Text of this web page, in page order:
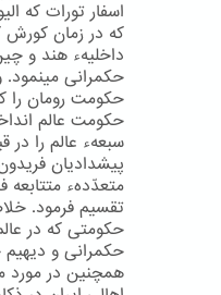
اسفار تورات که
که در زمان کورش
داخلیهء هند و
حکمرانی مینمود.
حکومت رومان را
حکومت عالم
سبعهء عالم را
پیشدادیان
متعدّدهء متتابعه
تقسیم فرمود.
حکومتی که در
حکمرانی و دیهیم
همچنین در مورد